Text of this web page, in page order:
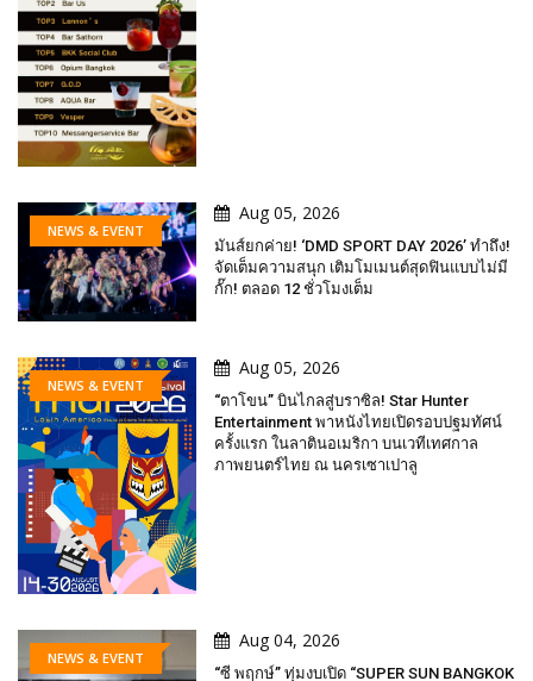
NEWS & EVENT
Aug 05, 2026
มันส์ยกค่าย! ‘DMD SPORT DAY 2026’ ทำถึง!
จัดเต็มความสนุก เติมโมเมนต์สุดฟินแบบไม่มี
กั๊ก! ตลอด 12 ชั่วโมงเต็ม
NEWS & EVENT
Aug 05, 2026
“ตาโขน” บินไกลสู่บราซิล! Star Hunter
Entertainment พาหนังไทยเปิดรอบปฐมทัศน์
ครั้งแรก ในลาตินอเมริกา บนเวทีเทศกาล
ภาพยนตร์ไทย ณ นครเซาเปาลู
NEWS & EVENT
Aug 04, 2026
“ซี พฤกษ์” ทุ่มงบเปิด “SUPER SUN BANGKOK